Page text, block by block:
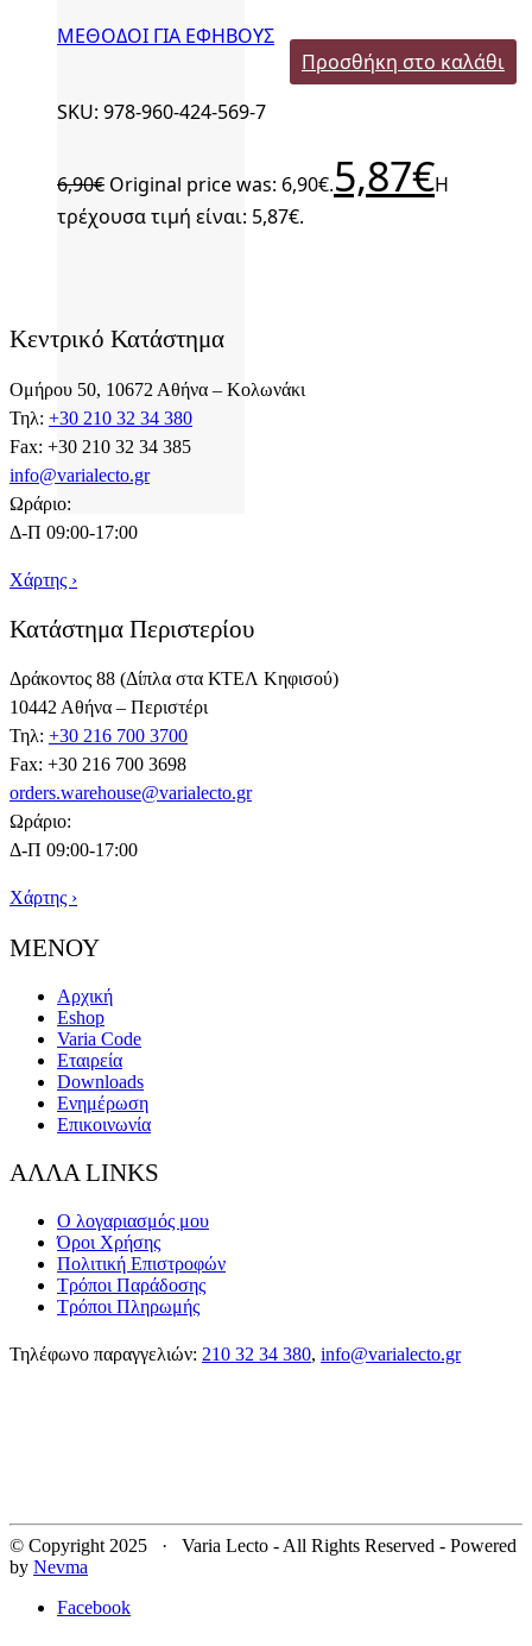
ΜΕΘΟΔΟΙ ΓΙΑ ΕΦΗΒΟΥΣ
Προσθήκη στο καλάθι
SKU: 978-960-424-569-7
6,90€ Original price was: 6,90€.5,87€Η
τρέχουσα τιμή είναι: 5,87€.
Κεντρικό Κατάστημα
Ομήρου 50, 10672 Αθήνα – Κολωνάκι
Τηλ: +30 210 32 34 380
Fax: +30 210 32 34 385
info@varialecto.gr
Ωράριο:
Δ-Π 09:00-17:00
Χάρτης ›
Κατάστημα Περιστερίου
Δράκοντος 88 (Δίπλα στα ΚΤΕΛ Κηφισού)
10442 Αθήνα – Περιστέρι
Τηλ: +30 216 700 3700
Fax: +30 216 700 3698
orders.warehouse@varialecto.gr
Ωράριο:
Δ-Π 09:00-17:00
Χάρτης ›
ΜΕΝΟΥ
Αρχική
Eshop
Varia Code
Εταιρεία
Downloads
Ενημέρωση
Επικοινωνία
ΑΛΛΑ LINKS
Ο λογαριασμός μου
Όροι Χρήσης
Πολιτική Επιστροφών
Τρόποι Παράδοσης
Τρόποι Πληρωμής
Τηλέφωνο παραγγελιών: 210 32 34 380, info@varialecto.gr
© Copyright 2025 · Varia Lecto - All Rights Reserved - Powered
by Nevma
Facebook